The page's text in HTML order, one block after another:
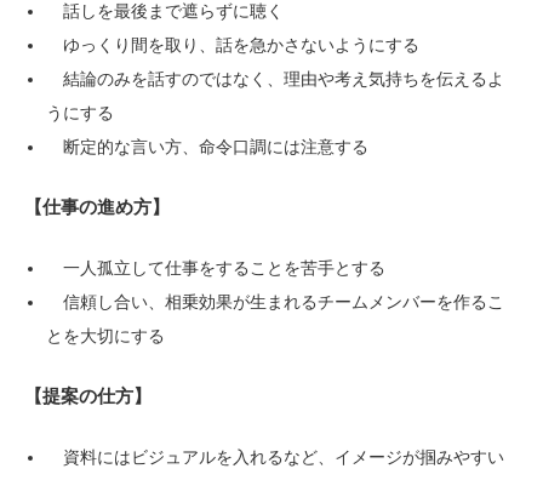
話しを最後まで遮らずに聴く
ゆっくり間を取り、話を急かさないようにする
結論のみを話すのではなく、理由や考え気持ちを伝えるよ
うにする
断定的な言い方、命令口調には注意する
【仕事の進め方】
一人孤立して仕事をすることを苦手とする
信頼し合い、相乗効果が生まれるチームメンバーを作るこ
とを大切にする
【提案の仕方】
資料にはビジュアルを入れるなど、イメージが掴みやすい